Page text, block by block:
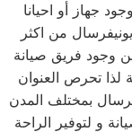
جهاز أو احيانا
من اكثر
من وجود فريق صيانة
لذا تحرص العنوان
بمختلف المدن
و لتوفير الراحة